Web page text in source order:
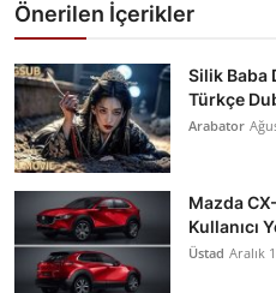
Önerilen İçerikler
Silik Baba
Türkçe
Arabator
Mazda
Kullanıcı
Üstad Aralık